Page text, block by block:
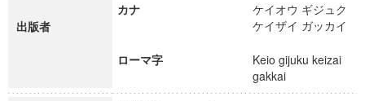
出版者
カナ
ケイオウ ギジュク
ケイザイ ガッカイ
ローマ字
Keio gijuku keizai
gakkai